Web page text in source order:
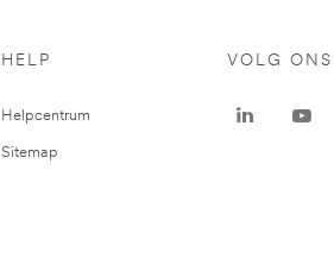
HELP
Helpcentrum
Sitemap
VOLG ONS